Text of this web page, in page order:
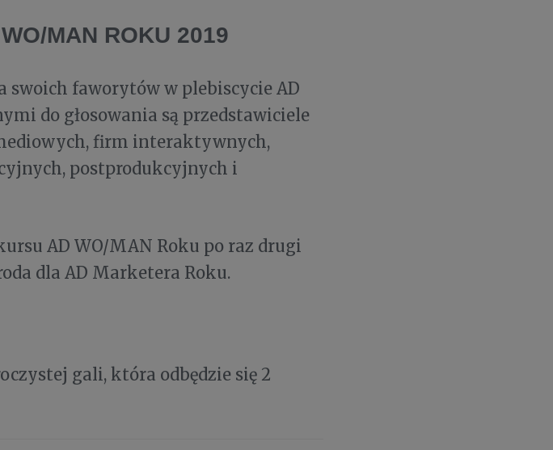
MAN ROKU 2019
swoich faworytów w plebiscycie AD
do głosowania są przedstawiciele
firm interaktywnych,
postprodukcyjnych i
AD WO/MAN Roku po raz drugi
dla AD Marketera Roku.
gali, która odbędzie się 2